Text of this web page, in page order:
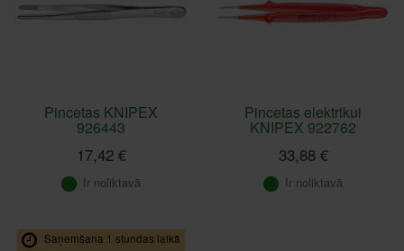
Pincetas KNIPEX
926443
17,42 €
Ir noliktavā
Pincetas elektrikui
KNIPEX 922762
33,88 €
Ir noliktavā
Saņemšana 1 stundas laikā